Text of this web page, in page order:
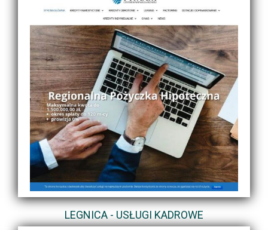
LEGNICA - USŁUGI KADROWE